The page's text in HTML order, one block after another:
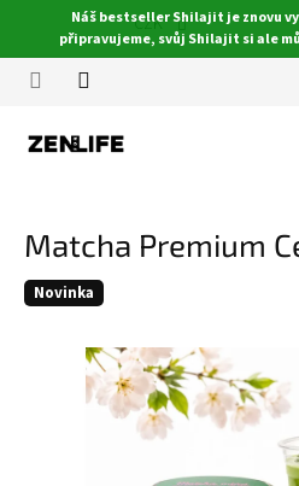
obsah
Náš bestseller Shilajit je znovu
připravujeme, svůj Shilajit si ale
CZK
Matcha Premium
Novinka